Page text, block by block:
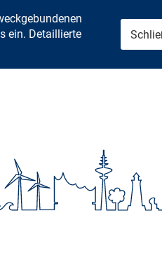
ein. Detaillierte